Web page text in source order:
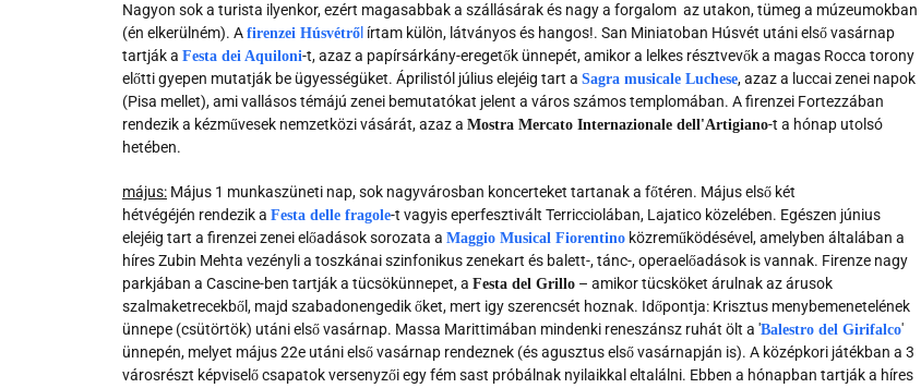
Nagyon sok a turista ilyenkor, ezért magasabbak a szállásárak és nagy a forgalom az utakon, tümeg a múzeumokban
(én elkerülném). A firenzei Húsvétrő írtam külön, látványos és hangos!. San Miniatoban Húsvét utáni első vasárnap
tartják a Festa dei Aquiloni-t, azaz a papírsárkány-eregetők ünnepét, amikor a lelkes résztvevők a magas Rocca torony
előtti gyepen mutatják be ügyességüket. Áprilistól július elejéig tart a Sagra musicale Luchese, azaz a luccai zenei napok
(Pisa mellet), ami vallásos témájú zenei bemutatókat jelent a város számos templomában. A firenzei Fortezzában
rendezik a kézművesek nemzetközi vásárát, azaz a Mostra Mercato Internazionale dell'Artigiano-t a hónap utolsó
hetében.
május: Május 1 munkaszüneti nap, sok nagyvárosban koncerteket tartanak a főtéren. Május első két
hétvégéjén rendezik a Festa delle fragole-t vagyis eperfesztivált Terricciolában, Lajatico közelében. Egészen június
elejéig tart a firenzei zenei előadások sorozata a Maggio Musical Fiorentino közreműködésével, amelyben általában a
híres Zubin Mehta vezényli a toszkánai szinfonikus zenekart és balett-, tánc-, operaelőadások is vannak. Firenze nagy
parkjában a Cascine-ben tartják a tücsökünnepet, a Festa del Grillo – amikor tücsköket árulnak az árusok
szalmaketrecekből, majd szabadonengedik őket, mert igy szerencsét hoznak. Időpontja: Krisztus menybemenetelének
ünnepe (csütörtök) utáni első vasárnap. Massa Marittimában mindenki reneszánsz ruhát ölt a 'Balestro del Girifalco'
ünnepén, melyet május 22e utáni első vasárnap rendeznek (és agusztus első vasárnapján is). A középkori játékban a 3
városrészt képviselő csapatok versenyzői egy fém sast próbálnak nyilaikkal eltalálni. Ebben a hónapban tartják a híres